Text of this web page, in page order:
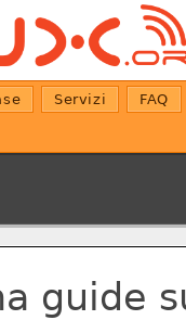
Servizi FAQ
guide